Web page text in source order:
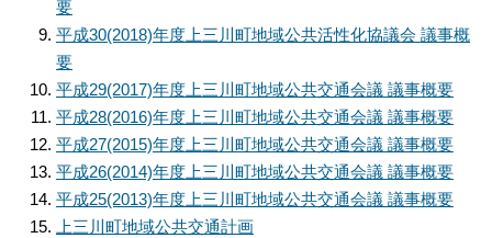
要
平成30(2018)年度上三川町地域公共活性化協議会 議事概
要
平成29(2017)年度上三川町地域公共交通会議 議事概要
平成28(2016)年度上三川町地域公共交通会議 議事概要
平成27(2015)年度上三川町地域公共交通会議 議事概要
平成26(2014)年度上三川町地域公共交通会議 議事概要
平成25(2013)年度上三川町地域公共交通会議 議事概要
上三川町地域公共交通計画